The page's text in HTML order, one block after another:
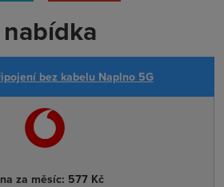
bez kabelu Naplno 5G
za měsíc: 577 Kč